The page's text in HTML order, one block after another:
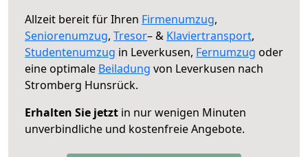
Allzeit bereit für Ihren Firmenumzug,
Seniorenumzug, Tresor– & Klaviertransport,
Studentenumzug in Leverkusen, Fernumzug oder
eine optimale Beiladung von Leverkusen nach
Stromberg Hunsrück.
Erhalten Sie jetzt in nur wenigen Minuten
unverbindliche und kostenfreie Angebote.